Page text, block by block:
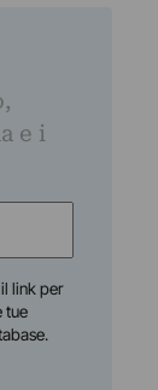
e i
link per
tue